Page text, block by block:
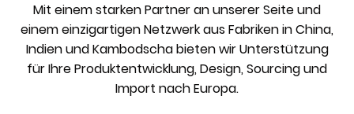
Mit einem starken Partner an unserer Seite und
einem einzigartigen Netzwerk aus Fabriken in China,
Indien und Kambodscha bieten wir Unterstützung
für Ihre Produktentwicklung, Design, Sourcing und
Import nach Europa.